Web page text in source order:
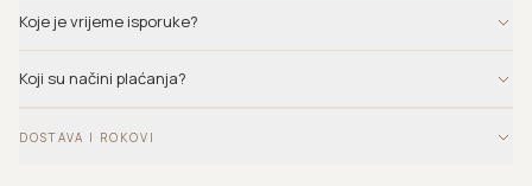
Koje je vrijeme isporuke?
Koji su načini plaćanja?
DOSTAVA I ROKOVI